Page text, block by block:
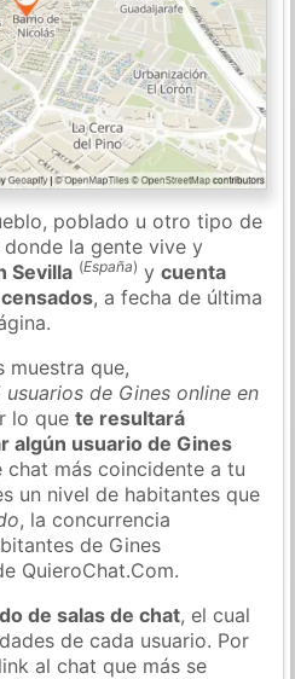
poblado u otro tipo de
la gente vive y
Sevilla (España) ycuenta
, a fecha de última
muestra que,
usuarios de Gines online en
lo quete resultará
algún usuario de Gines
más coincidente a tu
un nivel de habitantes que
, la concurrencia
de Gines
QuieroChat.Com.
de salas de chat, el cual
de cada usuario. Por
al chat que más se